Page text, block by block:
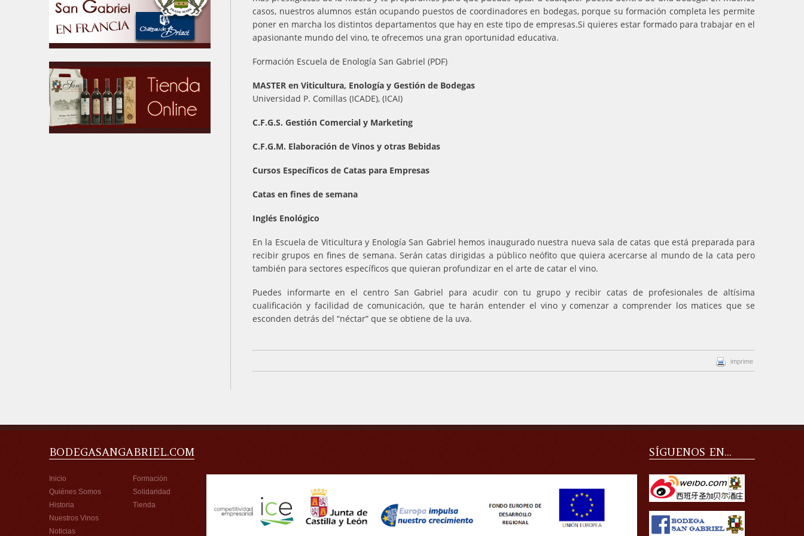
casos, nuestros alumnos están ocupando puestos de coordinadores en bodegas, porque su formación completa les permite
poner en marcha los distintos departamentos que hay en este tipo de empresas.Si quieres estar formado para trabajar en el
apasionante mundo del vino, te ofrecemos una gran oportunidad educativa.
Formación Escuela de Enología San Gabriel (PDF)
MASTER en Viticultura, Enología y Gestión de Bodegas
Universidad P. Comillas (ICADE), (ICAI)
C.F.G.S. Gestión Comercial y Marketing
C.F.G.M. Elaboración de Vinos y otras Bebidas
Cursos Específicos de Catas para Empresas
Catas en fines de semana
Inglés Enológico
En la Escuela de Viticultura y Enología San Gabriel hemos inaugurado nuestra nueva sala de catas que está preparada para
recibir grupos en fines de semana. Serán catas dirigidas a público neófito que quiera acercarse al mundo de la cata pero
también para sectores específicos que quieran profundizar en el arte de catar el vino.
Puedes informarte en el centro San Gabriel para acudir con tu grupo y recibir catas de profesionales de altísima
cualificación y facilidad de comunicación, que te harán entender el vino y comenzar a comprender los matices que se
esconden detrás del “néctar” que se obtiene de la uva.
imprime
BODEGASANGABRIEL.COM
Inicio
Quiénes Somos
Historia
Nuestros Vinos
Noticias
Formación
Solidaridad
Tienda
SÍGUENOS EN...